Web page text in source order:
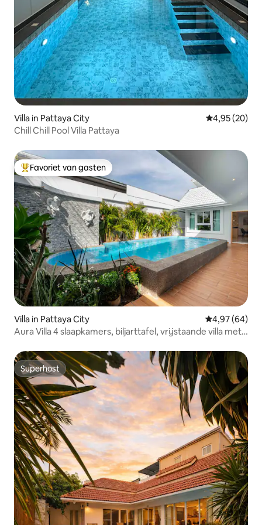
Villa in Pattaya City Gemiddelde
4,95 (20)
Chill Chill Pool Villa Pattaya
Topfavoriet van gasten
Favoriet van gasten
Villa in Pattaya City Gemiddelde
4,97 (64)
Aura Villa 4 slaapkamers, biljarttafel, vrijstaande villa met
Superhost
Superhost